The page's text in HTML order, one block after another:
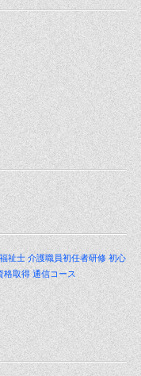
祉士 介護職員初任者研修 初心
格取得 通信コース